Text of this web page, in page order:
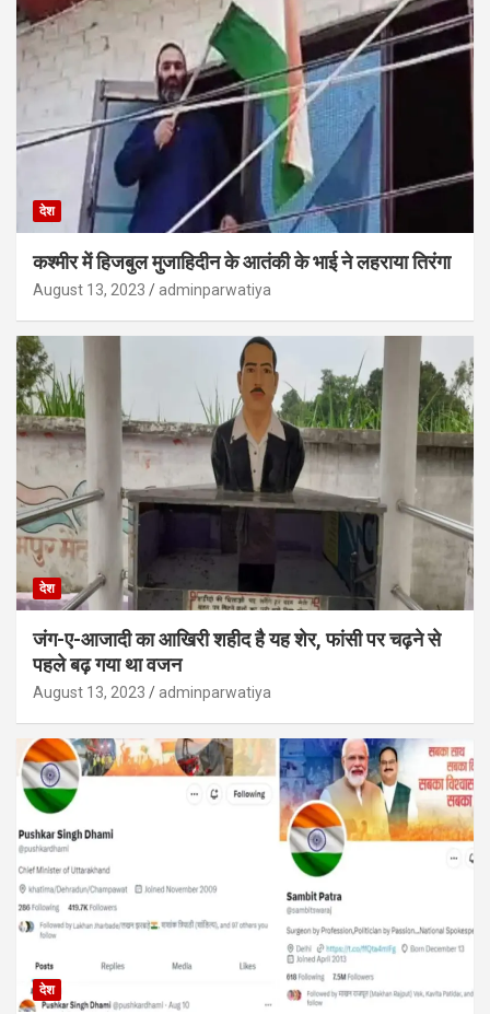
देश
कश्मीर में हिजबुल मुजाहिदीन के आतंकी के भाई ने लहराया तिरंगा
August 13, 2023 adminparwatiya
देश
जंग-ए-आजादी का आखिरी शहीद है यह शेर, फांसी पर चढ़ने से
पहले बढ़ गया था वजन
August 13, 2023 adminparwatiya
देश